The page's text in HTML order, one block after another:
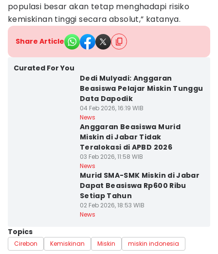
populasi besar akan tetap menghadapi risiko
kemiskinan tinggi secara absolut,” katanya.
Share Article
Curated For You
Dedi Mulyadi: Anggaran
Beasiswa Pelajar Miskin Tunggu
Data Dapodik
04 Feb 2026, 16:19 WIB
News
Anggaran Beasiswa Murid
Miskin di Jabar Tidak
Teralokasi di APBD 2026
03 Feb 2026, 11:58 WIB
News
Murid SMA-SMK Miskin di Jabar
Dapat Beasiswa Rp600 Ribu
Setiap Tahun
02 Feb 2026, 18:53 WIB
News
Topics
Cirebon Kemiskinan Miskin miskin indonesia